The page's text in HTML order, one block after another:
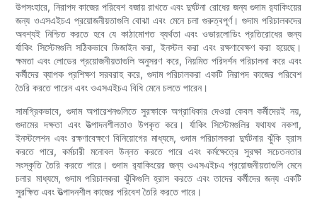
উপসংহারে, নিরাপদ কাজের পরিবেশ বজায় রাখতে এবং দুর্ঘটনা রোধের জন্য গুদাম র‌্যাকিংয়ের
জন্য ওএসএইচএ প্রয়োজনীয়তাগুলি বোঝা এবং মেনে চলা গুরুত্বপূর্ণ। গুদাম পরিচালকদের
অবশ্যই নিশ্চিত করতে হবে যে কাঠামোগত ব্যর্থতা এবং ওভারলোডিং প্রতিরোধের জন্য
র্যাকিং সিস্টেমগুলি সঠিকভাবে ডিজাইন করা, ইনস্টল করা এবং রক্ষণাবেক্ষণ করা হয়েছে।
ক্ষমতা এবং লোডের প্রয়োজনীয়তাগুলি অনুসরণ করে, নিয়মিত পরিদর্শন পরিচালনা করে এবং
কর্মীদের ব্যাপক প্রশিক্ষণ সরবরাহ করে, গুদাম পরিচালকরা একটি নিরাপদ কাজের পরিবেশ
তৈরি করতে পারেন এবং ওএসএইচএ বিধি মেনে চলতে পারেন।
সামগ্রিকভাবে, গুদাম অপারেশনগুলিতে সুরক্ষাকে অগ্রাধিকার দেওয়া কেবল কর্মীদেরই নয়,
গুদামের দক্ষতা এবং উত্পাদনশীলতাও উপকৃত করে। র্যাকিং সিস্টেমগুলির যথাযথ নকশা,
ইনস্টলেশন এবং রক্ষণাবেক্ষণে বিনিয়োগের মাধ্যমে, গুদাম পরিচালকরা দুর্ঘটনার ঝুঁকি হ্রাস
করতে পারে, কর্মচারী মনোবল উন্নত করতে পারে এবং কর্মক্ষেত্রে সুরক্ষা সচেতনতার
সংস্কৃতি তৈরি করতে পারে। গুদাম র‌্যাকিংয়ের জন্য ওএসএইচএ প্রয়োজনীয়তাগুলি মেনে
চলার মাধ্যমে, গুদাম পরিচালকরা ঝুঁকিগুলি হ্রাস করতে এবং তাদের কর্মীদের জন্য একটি
সুরক্ষিত এবং উত্পাদনশীল কাজের পরিবেশ তৈরি করতে পারে।